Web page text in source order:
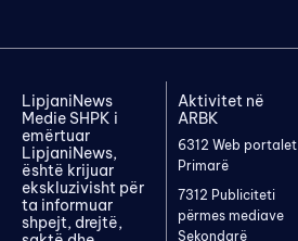
LipjaniNews
Medie SHPK i
emërtuar
LipjaniNews,
është krijuar
ekskluzivisht për
ta informuar
shpejt, drejtë,
Aktivitet në
ARBK
6312 Web portalet
Primarë
7312 Publiciteti
përmes mediave
Sekondarë